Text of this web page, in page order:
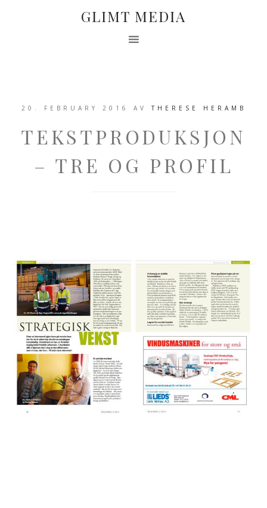
GLIMT MEDIA
20. FEBRUARY 2016 AVTHERESE HERAMB
TEKSTPRODUKSJON
– TRE OG PROFIL